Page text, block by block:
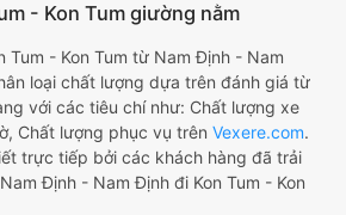
- Kon Tum giường nằm
Tum - Kon Tum từ Nam Định - Nam
loại chất lượng dựa trên đánh giá từ
với các tiêu chí như: Chất lượng xe
Chất lượng phục vụ trên Vexere.com.
trực tiếp bởi các khách hàng đã trải
Định - Nam Định đi Kon Tum - Kon